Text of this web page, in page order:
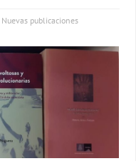
Nuevas publicaciones